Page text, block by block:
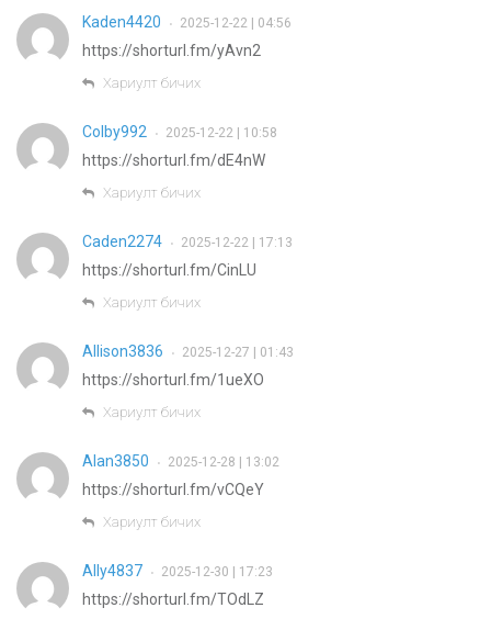
Kaden4420 • 2025-12-22 | 04:56
https://shorturl.fm/yAvn2
Хариулт бичих
Colby992 • 2025-12-22 | 10:58
https://shorturl.fm/dE4nW
Хариулт бичих
Caden2274 • 2025-12-22 | 17:13
https://shorturl.fm/CinLU
Хариулт бичих
Allison3836 • 2025-12-27 | 01:43
https://shorturl.fm/1ueXO
Хариулт бичих
Alan3850 • 2025-12-28 | 13:02
https://shorturl.fm/vCQeY
Хариулт бичих
Ally4837 • 2025-12-30 | 17:23
https://shorturl.fm/TOdLZ